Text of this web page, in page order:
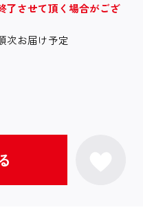
了させて頂く場合がござ
次お届け予定